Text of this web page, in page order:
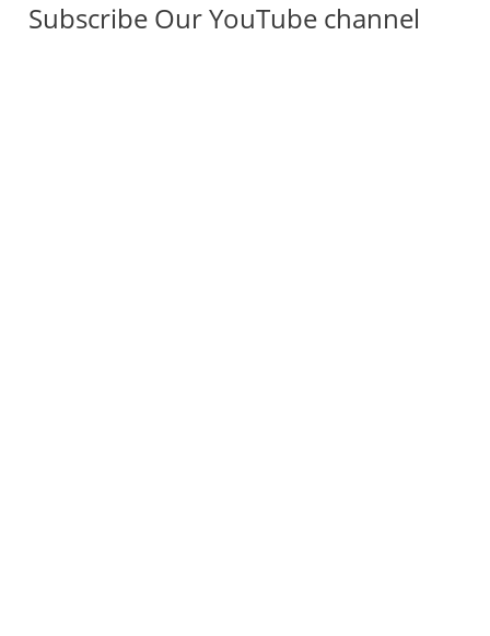
Subscribe Our YouTube channel